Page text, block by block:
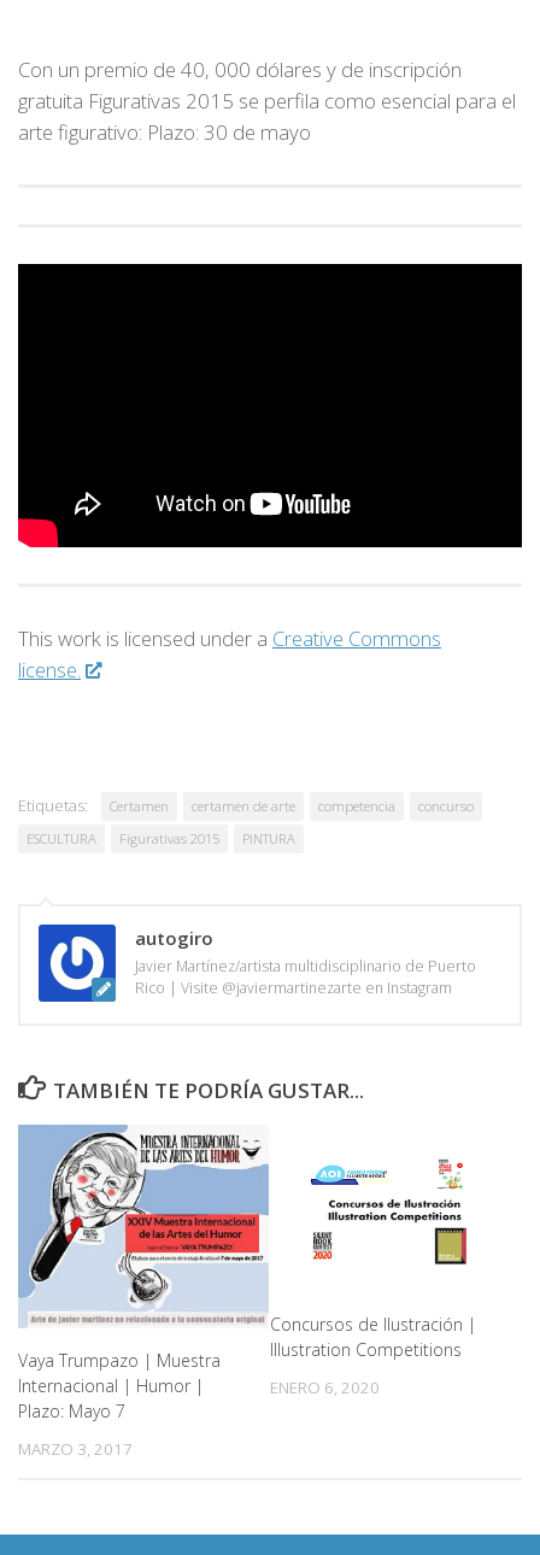
Con un premio de 40, 000 dólares y de inscripción
gratuita Figurativas 2015 se perfila como esencial para el
arte figurativo: Plazo: 30 de mayo
This work is licensed under a Creative Commons
license.
Etiquetas: Certamen certamen de arte competencia
concurso
ESCULTURA
Figurativas 2015 PINTURA
autogiro
Javier Martínez/artista multidisciplinario de Puerto
Rico | Visite @javiermartinezarte en Instagram
TAMBIÉN TE PODRÍA GUSTAR...
Vaya Trumpazo | Muestra
Internacional | Humor |
Plazo: Mayo 7
MARZO 3, 2017
Concursos de Ilustración |
Illustration Competitions
ENERO 6, 2020